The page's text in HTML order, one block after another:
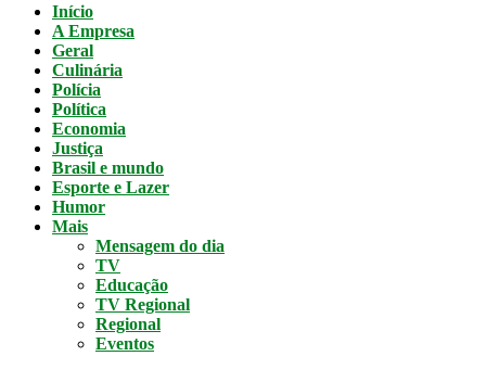
Início
A Empresa
Geral
Culinária
Polícia
Política
Economia
Justiça
Brasil e mundo
Esporte e Lazer
Humor
Mais
Mensagem do dia
TV
Educação
TV Regional
Regional
Eventos